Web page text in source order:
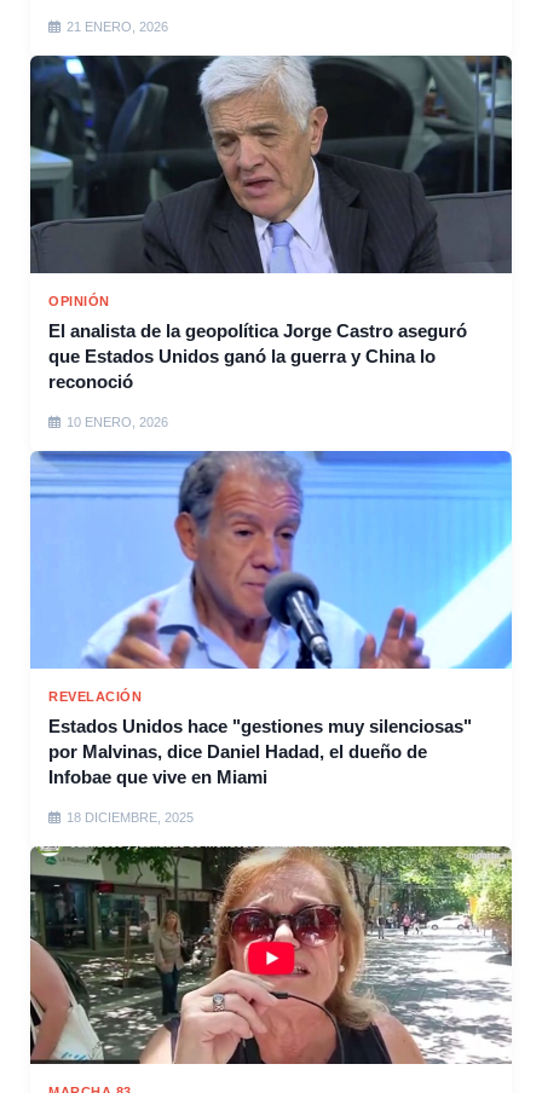
21 ENERO, 2026
OPINIÓN
El analista de la geopolítica Jorge Castro aseguró
que Estados Unidos ganó la guerra y China lo
reconoció
10 ENERO, 2026
REVELACIÓN
Estados Unidos hace "gestiones muy silenciosas"
por Malvinas, dice Daniel Hadad, el dueño de
Infobae que vive en Miami
18 DICIEMBRE, 2025